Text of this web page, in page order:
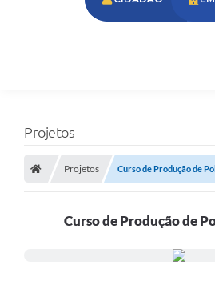
Projetos
Projetos Curso de Produção de
Curso de Produção de